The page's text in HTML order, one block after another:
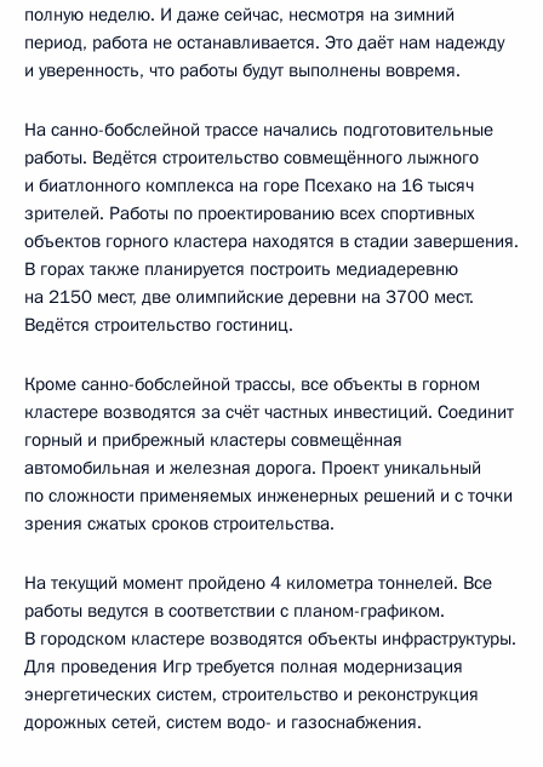
полную неделю. И даже сейчас, несмотря на зимний
период, работа не останавливается. Это даёт нам надежду
и уверенность, что работы будут выполнены вовремя.
На санно-бобслейной трассе начались подготовительные
работы. Ведётся строительство совмещённого лыжного
и биатлонного комплекса на горе Псехако на 16 тысяч
зрителей. Работы по проектированию всех спортивных
объектов горного кластера находятся в стадии завершения.
В горах также планируется построить медиадеревню
на 2150 мест, две олимпийские деревни на 3700 мест.
Ведётся строительство гостиниц.
Кроме санно-бобслейной трассы, все объекты в горном
кластере возводятся за счёт частных инвестиций. Соединит
горный и прибрежный кластеры совмещённая
автомобильная и железная дорога. Проект уникальный
по сложности применяемых инженерных решений и с точки
зрения сжатых сроков строительства.
На текущий момент пройдено 4 километра тоннелей. Все
работы ведутся в соответствии с планом-графиком.
В городском кластере возводятся объекты инфраструктуры.
Для проведения Игр требуется полная модернизация
энергетических систем, строительство и реконструкция
дорожных сетей, систем водо- и газоснабжения.